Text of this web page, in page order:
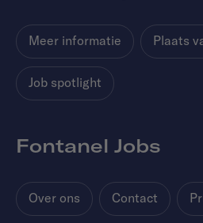
Meer informatie Plaats
Job spotlight
Fontanel Jobs
Over ons Contact